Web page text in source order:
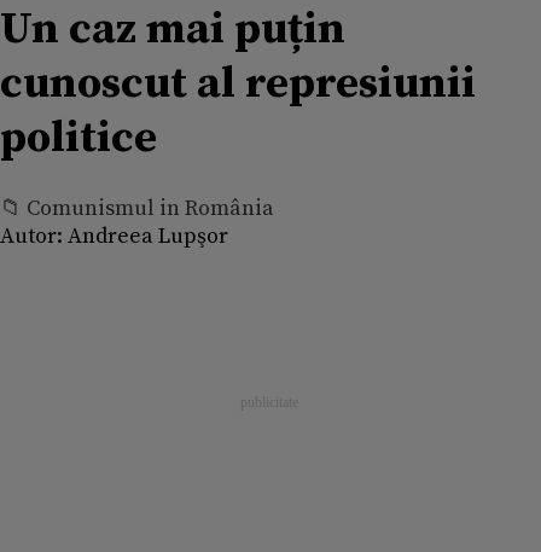
Un caz mai puțin
cunoscut al represiunii
politice
📁 Comunismul in România
Autor: Andreea Lupşor